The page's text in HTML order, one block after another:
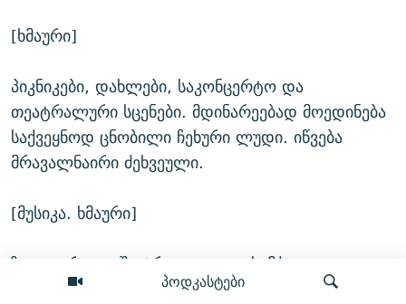
პოდკასტები
[ხმაური]
პიკნიკები, დახლები, საკონცერტო და
თეატრალური სცენები. მდინარეებად მოედინება
საქვეყნოდ ცნობილი ჩეხური ლუდი. იწვება
მრავალნაირი ძეხვეული.
[მუსიკა. ხმაური]
ზოგ ფარდულში ტრადიციული სამჭედლო
ხელოვნების ნიმუშებს ყიდიან. ზოგში - ინდურ